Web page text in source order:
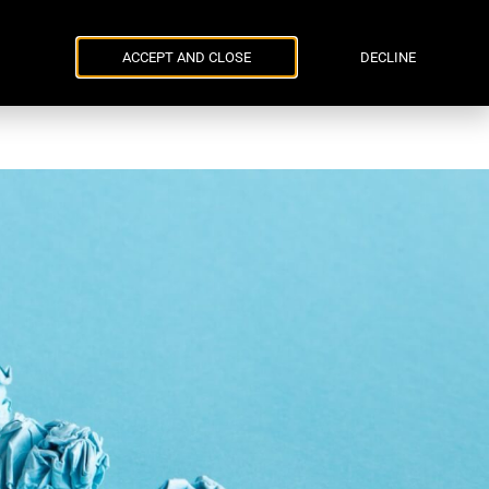
КонтактиACCEPT AND CLOSE DECLINE